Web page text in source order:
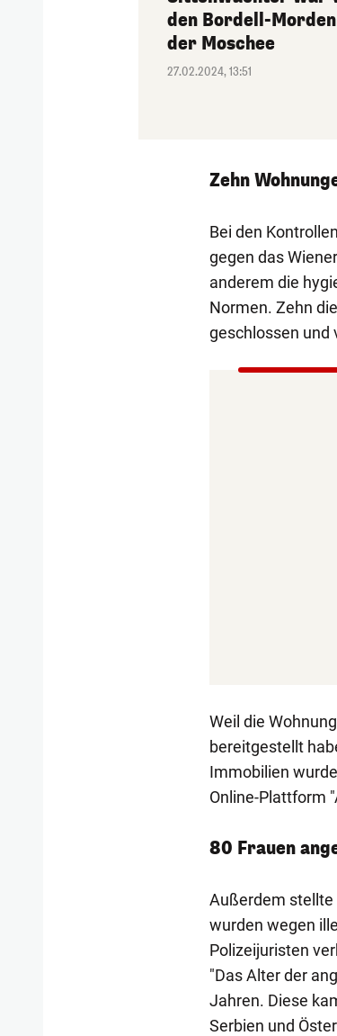
den Bordell-
der Moschee
27.02.2024, 13:51
Zehn
Bei den
gegen das
anderem die
Normen. Zehn
geschlossen und
Weil die
bereitgestellt
Immobilien
Online-Plattform
80 Frauen
Außerdem stellte
wurden wegen
Polizeijuristen
"Das Alter der
Jahren. Diese
Serbien und